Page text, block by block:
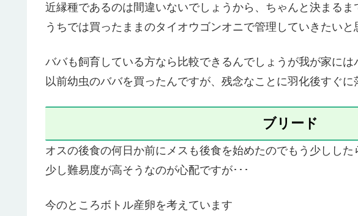
近縁種であるのは間違いないでしょうから、ちゃんと決まるま
うちでは買ったままのタイオウゴンオニで管理していきたいと
ババも飼育している方なら比較できるんでしょうが我が家に
以前幼虫のババを買ったんですが、残念なことに羽化後すぐに
ブリード
オスの後食の何日か前にメスも後食を始めたのでもう少しし
少し難易度が高そうなのが心配ですが･･･
今のところボトル産卵を考えています